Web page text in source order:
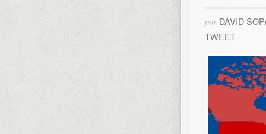
por DAVID
TWEET